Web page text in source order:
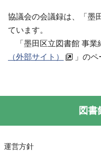
協議会の会議録は、「墨
ています。
「墨田区立図書館 事業
（外部サイト）
」の
図書
運営方針